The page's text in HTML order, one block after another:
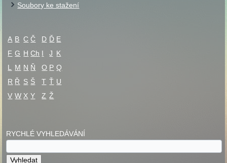
Soubory ke stažení
A B C Č D Ď E
F G H Ch I J K
L
M N Ň O P Q
R Ř S Š T Ť U
V W X Y Z Ž
RYCHLÉ VYHLEDÁVÁNÍ